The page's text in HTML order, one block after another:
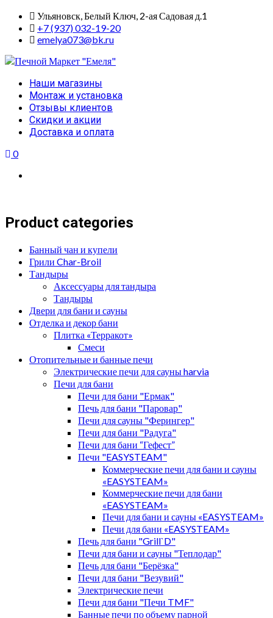
Skip
content
Ульяновск, Белый Ключ, 2-ая Садовая д.1
+7 (937) 032-19-20
emelya073@bk.ru
Primary
Menu
Наши магазины
Монтаж и установка
Отзывы клиентов
Скидки и акции
Доставка и оплата
0
Product categories
Банный чан и купели
Грили Char-Broil
Тандыры
Аксессуары для тандыра
Тандыры
Двери для бани и сауны
Отделка и декор бани
Плитка «Терракот»
Смеси
Отопительные и банные печи
Электрические печи для сауны harvia
Печи для бани
Печи для бани "Ермак"
Печь для бани "Паровар"
Печи для сауны "Ферингер"
Печи для бани "Радуга"
Печи для бани “Гефест”
Печи "EASYSTEAM"
Коммерческие печи для бани и сауны
«EASYSTEAM»
Коммерческие печи для бани
«EASYSTEAM»
Печи для бани и сауны «EASYSTEAM»
Печи для бани «EASYSTEAM»
Печь для бани "Grill`D"
Печи для бани и сауны "Теплодар"
Печь для бани "Берёзка"
Печи для бани "Везувий"
Электрические печи
Печи для бани "Печи TMF"
Банные печи по объему парной